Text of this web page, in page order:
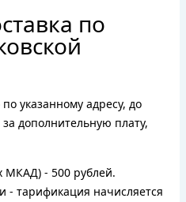
по
указанному адресу, до
дополнительную плату,
МКАД) - 500 рублей.
- тарификация начисляется